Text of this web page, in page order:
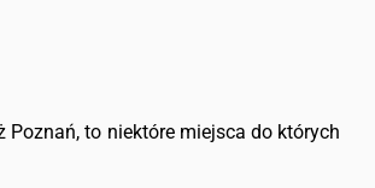
Poznań, to niektóre miejsca do których